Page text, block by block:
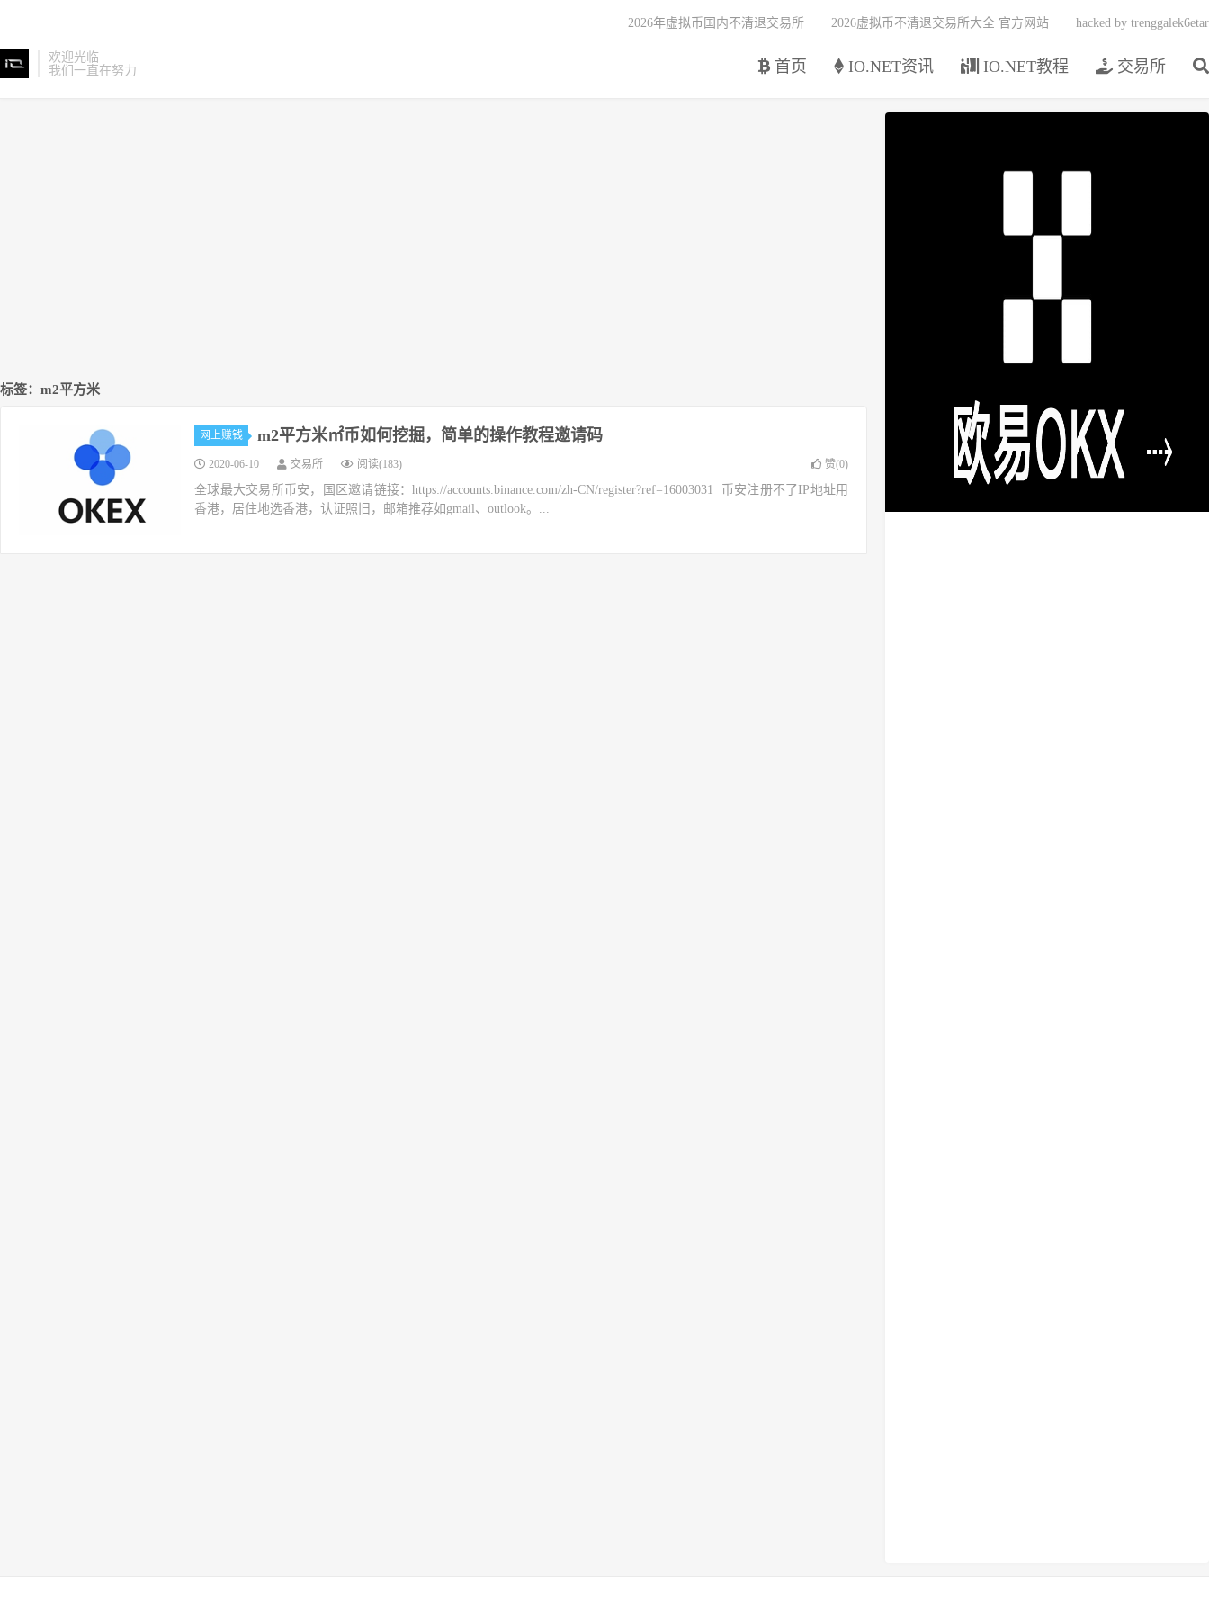
欢迎光临
我们一直在努力
首页 IO.NET资讯 IO.NET教程 交易所
2026年虚拟币国内不清退交易所 2026虚拟币不清退交易所大全 官方网站 hacked by trenggalek6etar
标签：m2平方米
网上赚钱 m2平方米㎡币如何挖掘，简单的操作教程邀请码
2020-06-10 交易所 阅读(183) 赞(0)
全球最大交易所币安，国区邀请链接：https://accounts.binance.com/zh-CN/register?ref=16003031 币安注册不了IP地址用
香港，居住地选香港，认证照旧，邮箱推荐如gmail、outlook。...